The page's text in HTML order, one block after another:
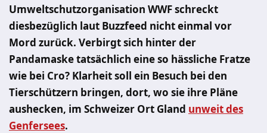
Umweltschutzorganisation WWF schreckt
diesbezüglich laut Buzzfeed nicht einmal vor
Mord zurück. Verbirgt sich hinter der
Pandamaske tatsächlich eine so hässliche Fratze
wie bei Cro? Klarheit soll ein Besuch bei den
Tierschützern bringen, dort, wo sie ihre Pläne
aushecken, im Schweizer Ort Gland unweit des
Genfersees.